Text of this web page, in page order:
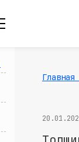
Главная